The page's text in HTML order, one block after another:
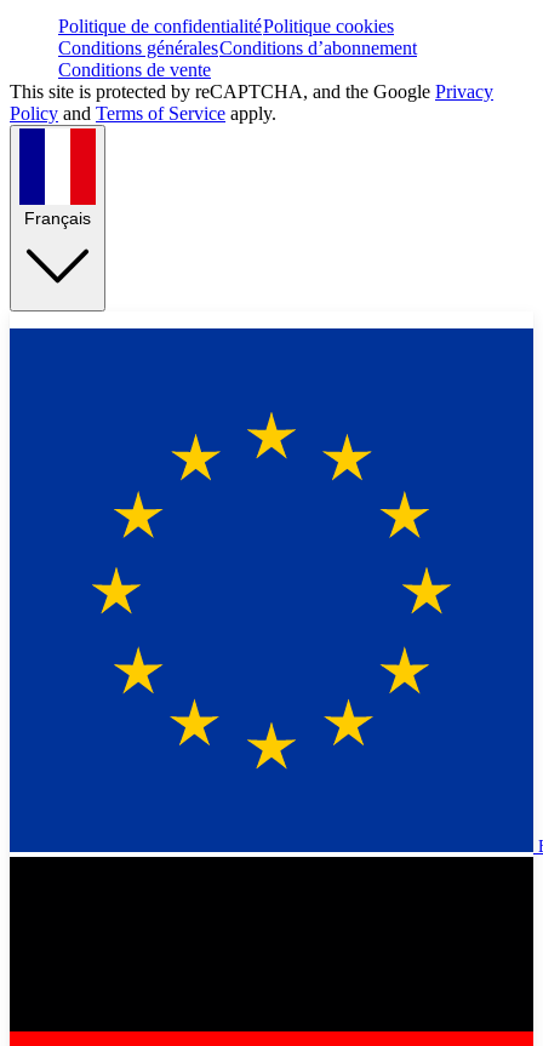
Politique de confidentialitéPolitique cookies
Conditions généralesConditions d’abonnement
Conditions de vente
This site is protected by reCAPTCHA, and the Google Privacy
Policy and Terms of Service apply.
Français